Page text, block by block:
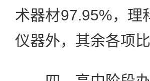
术器材97.95%，理
仪器外，其余各项